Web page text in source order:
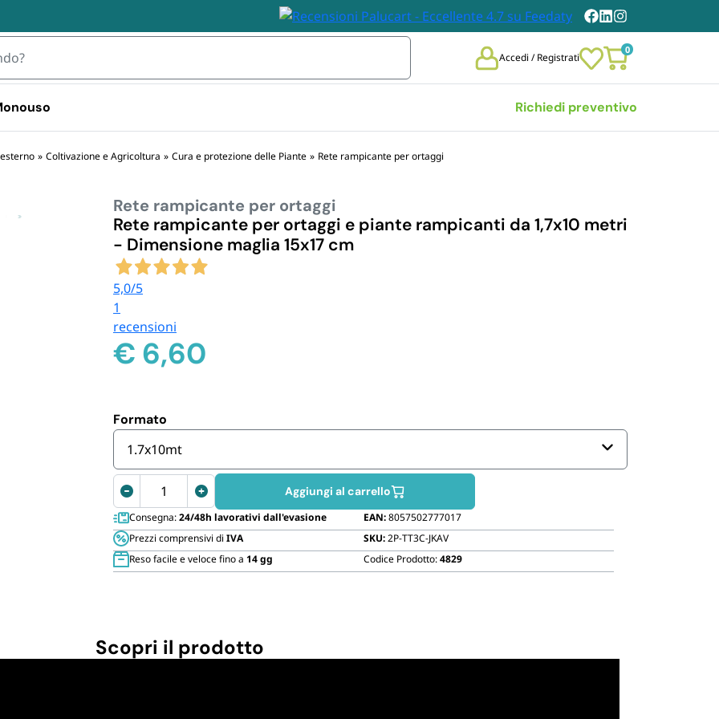
Accedi / Registrati
0
Richiedi preventivo
STOVIGLIE MONOUSO
PLASTICA
Bicchieri plastica e kristal
usa e getta
STOVIGLIE
BIODEGRADABILI
Piatti e Bicchieri
Tovaglie
» Coltivazione e Agricoltura » Cura e protezione delle Piante » Rete rampicante per ortaggi
Rete rampicante per ortaggi
Rete rampicante per ortaggi e piante rampicanti da 1,7x10 metri
- Dimensione maglia 15x17 cm
5,0/5
1
recensioni
€ 6,60
Formato
1.7x10mt
Rete
rampicante
per
ortaggi
quantità
Aggiungi al carrello
Consegna:24/48h lavorativi dall'evasione
Prezzi comprensivi di IVA
Reso facile e veloce fino a 14 gg
EAN:8057502777017
SKU:2P-TT3C-JKAV
Codice Prodotto:4829
Scopri il prodotto